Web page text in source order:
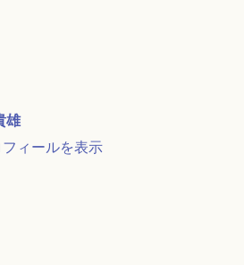
雄
ィールを表示